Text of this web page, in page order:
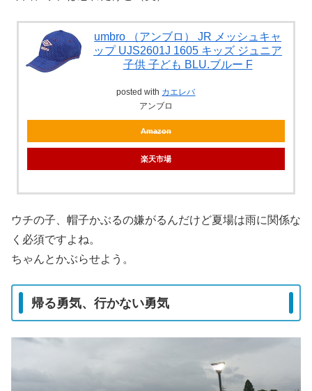
umbro （アンブロ） JR メッシュキャ
ップ UJS2601J 1605 キッズ ジュニア
子供 子ども BLU.ブルー F
posted with カエレバ
アンブロ
Amazon
楽天市場
ウチの子、帽子かぶるの嫌がるんだけど夏場は雨に関係な
く必須ですよね。
ちゃんとかぶらせよう。
帰る勇気、行かない勇気